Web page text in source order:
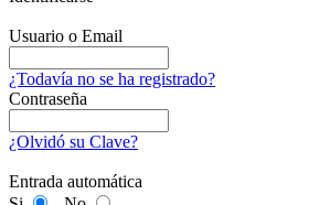
Usuario o Email
¿Todavía no se ha registrado?
Contraseña
¿Olvidó su Clave?
Entrada automática